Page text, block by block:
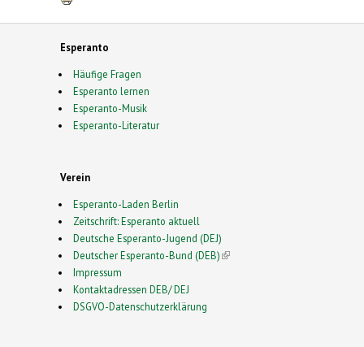
Esperanto
Häufige Fragen
Esperanto lernen
Esperanto-Musik
Esperanto-Literatur
Verein
Esperanto-Laden Berlin
Zeitschrift: Esperanto aktuell
Deutsche Esperanto-Jugend (DEJ)
Deutscher Esperanto-Bund (DEB)(link is external)
Impressum
Kontaktadressen DEB/ DEJ
DSGVO-Datenschutzerklärung